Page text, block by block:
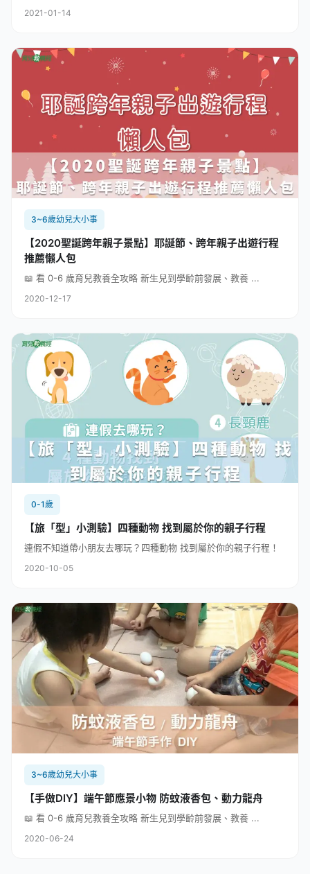
2021-01-14
3~6歲幼兒大小事
【2020聖誕跨年親子景點】耶誕節、跨年親子出遊行程
推薦懶人包
📖 看 0-6 歲育兒教養全攻略 新生兒到學齡前發展、教養 ...
2020-12-17
0-1歲
【旅「型」小測驗】四種動物 找到屬於你的親子行程
連假不知道帶小朋友去哪玩？四種動物 找到屬於你的親子行程！
2020-10-05
3~6歲幼兒大小事
【手做DIY】端午節應景小物 防蚊液香包、動力龍舟
📖 看 0-6 歲育兒教養全攻略 新生兒到學齡前發展、教養 ...
2020-06-24